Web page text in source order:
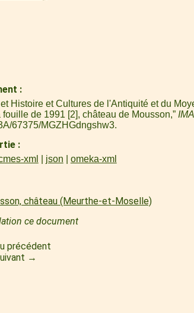
Histoire et Cultures de l'Antiquité et du
de 1991 [2], château de Mousson,”
67375/MGZHGdngshw3.
xml json omeka-xml
château (Meurthe-et-Moselle)
ce document
précédent
→